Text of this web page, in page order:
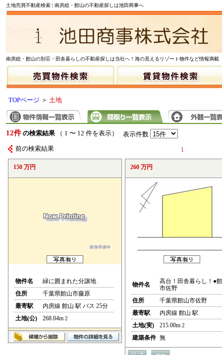
土地売買不動産検索 | 南房総・館山の不動産探しは池田商事へ
南房総・館山の別荘・田舎暮らしの不動産探しは当社へ！海の見えるリゾート物件など情報満載
TOPページ ＞ 土地
12件 の検索結果 （ 1 〜 12 件を表示） 表示件数
前の検索結果 1
150 万円
物件名
緑に囲まれた分譲地
住所
千葉県館山市藤原
最寄駅
内房線 館山 駅 バス 25分
土地(公)
268.04m 2
260 万円
物件名
高台！田舎暮らし！●
市佐野
住所
千葉県館山市佐野
最寄駅
内房線 館山 駅
土地(実)
215.00m 2
建築条件 無